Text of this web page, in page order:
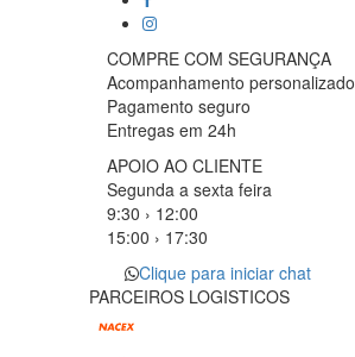
COMPRE COM SEGURANÇA
Acompanhamento personalizado
Pagamento seguro
Entregas em 24h
APOIO AO CLIENTE
Segunda a sexta feira
9:30 › 12:00
15:00 › 17:30
Clique para iniciar chat
PARCEIROS LOGISTICOS